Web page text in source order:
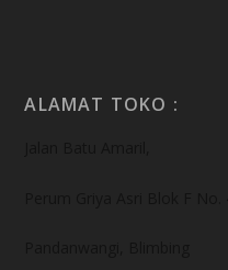
ALAMAT TOKO :